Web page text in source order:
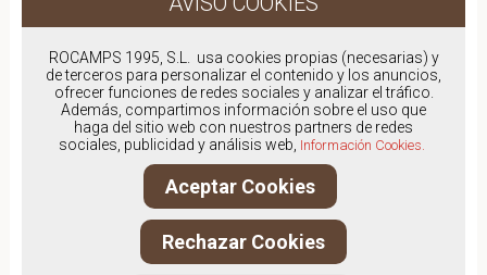
ROCAMPS 1995, S.L. usa cookies propias (necesarias) y
de terceros para personalizar el contenido y los anuncios,
ofrecer funciones de redes sociales y analizar el tráfico.
Además, compartimos información sobre el uso que
haga del sitio web con nuestros partners de redes
sociales, publicidad y análisis web, Información Cookies.
Aceptar Cookies
Rechazar Cookies